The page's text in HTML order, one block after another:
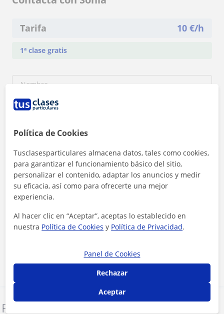
Tarifa 10 €/h
1ª clase gratis
Al hacer clic, aceptas nuestro aviso legaly deprivacidad
Política de Cookies
Tusclasesparticulares almacena datos, tales como cookies,
para garantizar el funcionamiento básico del sitio,
personalizar el contenido, adaptar los anuncios y medir
su eficacia, así como para ofrecerte una mejor
experiencia.
Al hacer clic en “Aceptar”, aceptas lo establecido en
nuestra Política de Cookies y Política de Privacidad.
Panel de Cookies
Rechazar
Aceptar